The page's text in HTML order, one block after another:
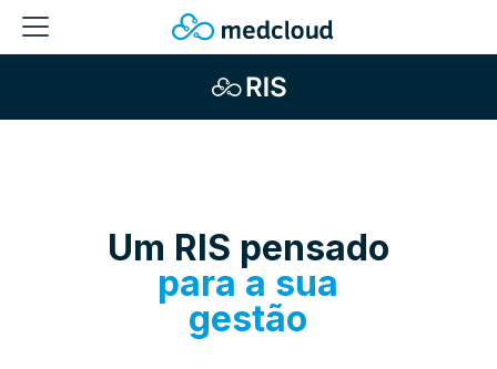
Um RIS pensado
para a sua
gestão